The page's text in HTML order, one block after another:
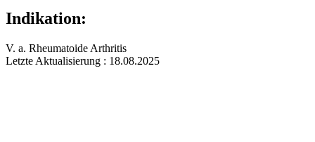
Indikation:
V. a. Rheumatoide Arthritis
Letzte Aktualisierung : 18.08.2025